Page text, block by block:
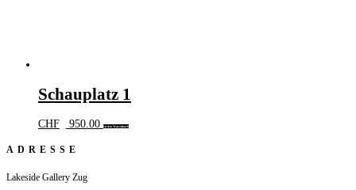
Schauplatz 1
CHF 950.00 In den Warenkorb
ADRESSE
Lakeside Gallery Zug